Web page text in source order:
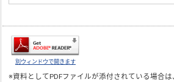
別ウィンドウで開きます
※資料としてPDFファイルが添付されている場合は